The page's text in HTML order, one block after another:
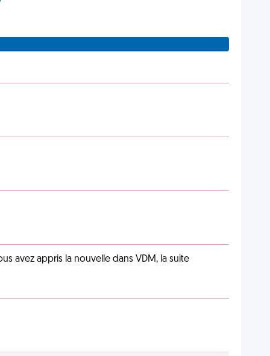
avez appris la nouvelle dans VDM, la suite